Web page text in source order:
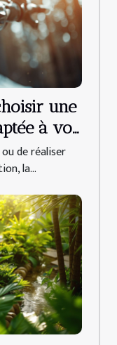
une
à vos
de réaliser
la...